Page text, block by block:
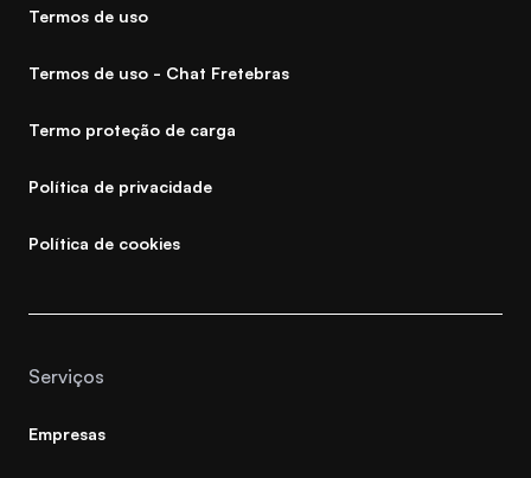
Termos de uso
Termos de uso - Chat Fretebras
Termo proteção de carga
Política de privacidade
Política de cookies
Serviços
Empresas